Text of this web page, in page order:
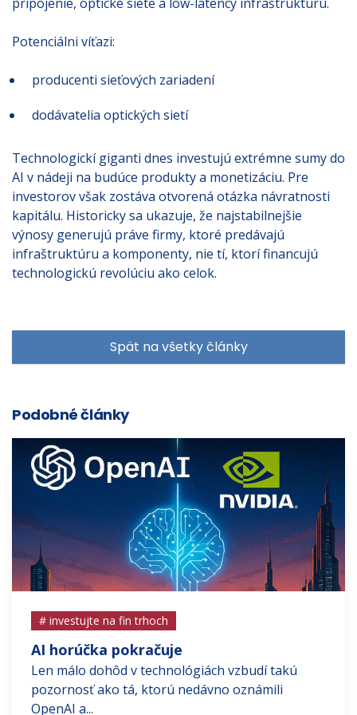
Potenciálni víťazi:
producenti sieťových zariadení
dodávatelia optických sietí
Technologickí giganti dnes investujú extrémne sumy do
AI v nádeji na budúce produkty a monetizáciu. Pre
investorov však zostáva otvorená otázka návratnosti
kapitálu. Historicky sa ukazuje, že najstabilnejšie
výnosy generujú práve firmy, ktoré predávajú
infraštruktúru a komponenty, nie tí, ktorí financujú
technologickú revolúciu ako celok.
Spät na všetky články
Podobné články
# investujte na fin trhoch
AI horúčka pokračuje
Len málo dohôd v technológiách vzbudí takú
pozornosť ako tá, ktorú nedávno oznámili
OpenAI a...